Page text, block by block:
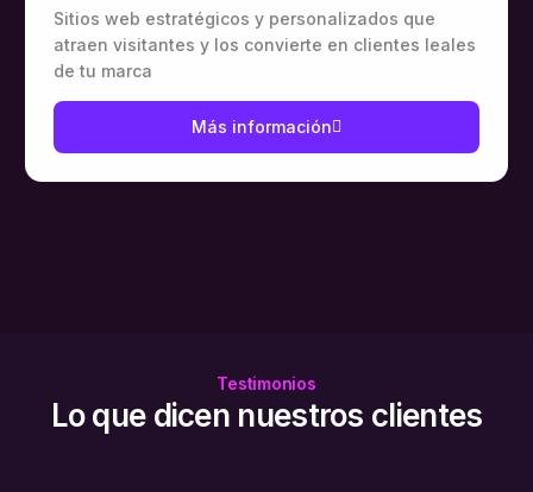
Sitios web estratégicos y personalizados que
atraen visitantes y los convierte en clientes leales
de tu marca
Más información
Testimonios
Lo que dicen nuestros clientes